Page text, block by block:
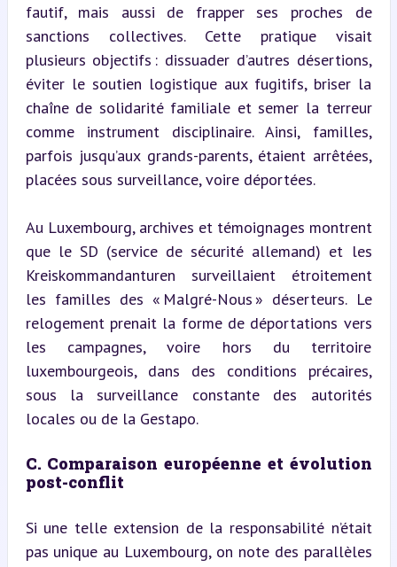
fautif, mais aussi de frapper ses proches de
sanctions collectives. Cette pratique visait
plusieurs objectifs : dissuader d’autres désertions,
éviter le soutien logistique aux fugitifs, briser la
chaîne de solidarité familiale et semer la terreur
comme instrument disciplinaire. Ainsi, familles,
parfois jusqu’aux grands-parents, étaient arrêtées,
placées sous surveillance, voire déportées.
Au Luxembourg, archives et témoignages montrent
que le SD (service de sécurité allemand) et les
Kreiskommandanturen surveillaient étroitement
les familles des « Malgré-Nous » déserteurs. Le
relogement prenait la forme de déportations vers
les campagnes, voire hors du territoire
luxembourgeois, dans des conditions précaires,
sous la surveillance constante des autorités
locales ou de la Gestapo.
C. Comparaison européenne et évolution
post-conflit
Si une telle extension de la responsabilité n’était
pas unique au Luxembourg, on note des parallèles